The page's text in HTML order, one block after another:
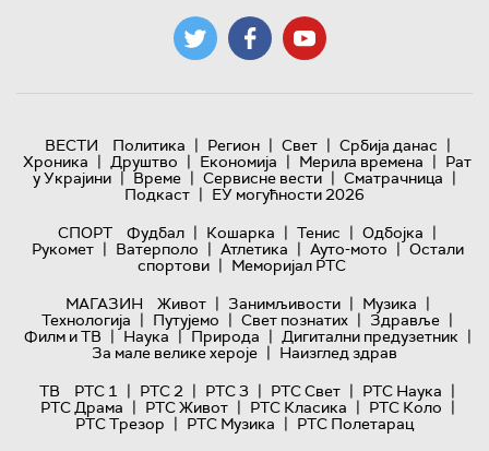
ВЕСТИ Политика | Регион | Свет | Србија данас |
Хроника | Друштво | Економија | Мерила времена | Рат
у Украјини | Време | Сервисне вести | Сматрачница |
Подкаст | ЕУ могућности 2026
СПОРТ
Фудбал | Кошарка | Тенис | Одбојка |
Рукомет | Ватерполо | Атлетика | Ауто-мото | Остали
спортови | Меморијал РТС
МАГАЗИН
Живот | Занимљивости | Музика |
Технологијa | Путујемо | Свет познатих | Здравље |
Филм и ТВ | Наука | Природа | Дигитални предузетник |
За мале велике хероје | Наизглед здрав
ТВ
РТС 1 | РТС 2 | РТС 3 | РТС Свет | РТС Наука |
РТС Драма | РТС Живот | РТС Класика | РТС Коло |
РТС Трезор | РТС Музика | РТС Полетарац